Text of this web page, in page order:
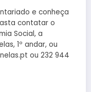
e conheça
contatar o
Social, a
1º andar, ou
ou 232 944